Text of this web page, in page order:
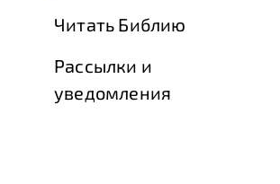
Читать Библию
Рассылки и
уведомления